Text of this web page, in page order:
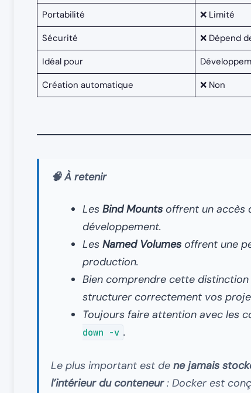
Portabilité
❌ Limité
Sécurité
❌ Dépend
Idéal pour
Création automatique
❌ Non
🧠 À retenir
Les Bind Mounts offrent un accès
développement.
Les Named Volumes offrent une
production.
Bien comprendre cette
structurer correctement vos
Toujours faire attention avec les
down -v .
Le plus important est de ne jamais
l’intérieur du conteneur: Docker est